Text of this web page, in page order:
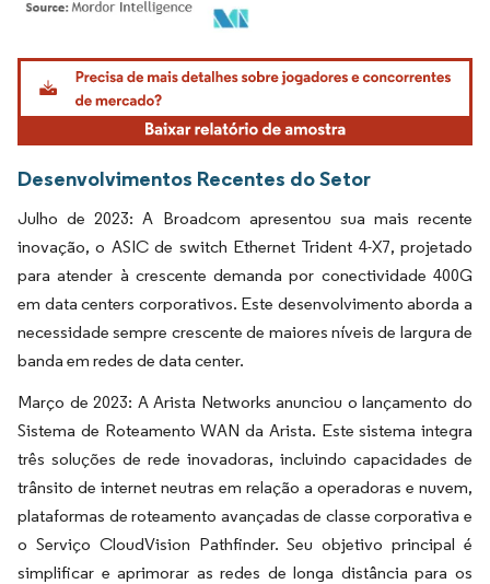
Imagem © Mordor Intelligence. O reuso requer atribuição conforme CC BY 4.0.
Desenvolvimentos Recentes do Setor
Julho de 2023: A Broadcom apresentou sua mais recente
inovação, o ASIC de switch Ethernet Trident 4-X7, projetado
para atender à crescente demanda por conectividade 400G
em data centers corporativos. Este desenvolvimento aborda a
necessidade sempre crescente de maiores níveis de largura de
banda em redes de data center.
Março de 2023: A Arista Networks anunciou o lançamento do
Sistema de Roteamento WAN da Arista. Este sistema integra
três soluções de rede inovadoras, incluindo capacidades de
trânsito de internet neutras em relação a operadoras e nuvem,
plataformas de roteamento avançadas de classe corporativa e
o Serviço CloudVision Pathfinder. Seu objetivo principal é
simplificar e aprimorar as redes de longa distância para os